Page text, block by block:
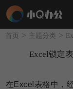
首页 > 主题分类 >
Excel锁定
在Excel表格中，